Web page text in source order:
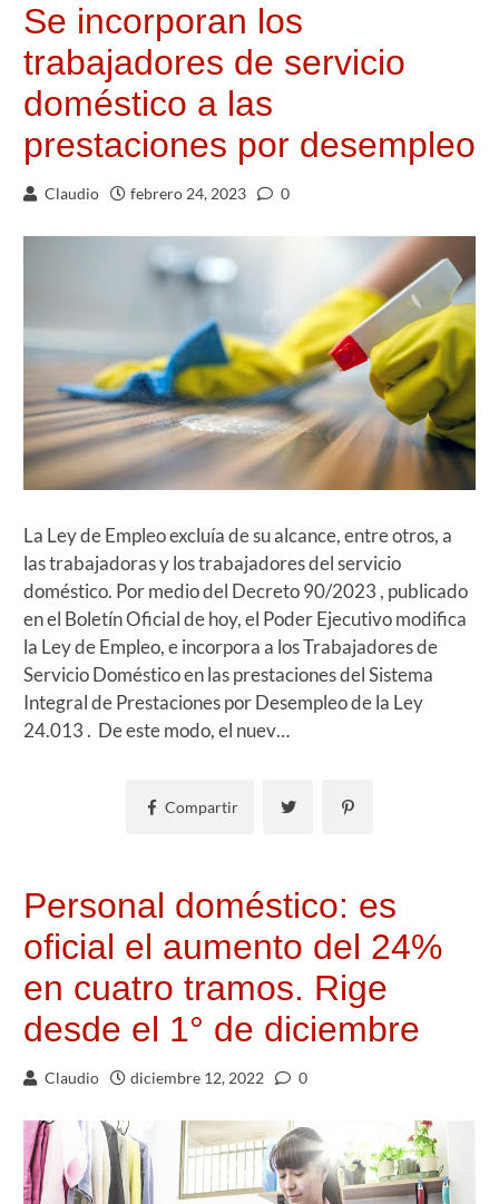
Se incorporan los
trabajadores de servicio
doméstico a las
prestaciones por desempleo
Claudio febrero 24, 2023 0
La Ley de Empleo excluía de su alcance, entre otros, a
las trabajadoras y los trabajadores del servicio
doméstico. Por medio del Decreto 90/2023 , publicado
en el Boletín Oficial de hoy, el Poder Ejecutivo modifica
la Ley de Empleo, e incorpora a los Trabajadores de
Servicio Doméstico en las prestaciones del Sistema
Integral de Prestaciones por Desempleo de la Ley
24.013 . De este modo, el nuev…
Compartir
Personal doméstico: es
oficial el aumento del 24%
en cuatro tramos. Rige
desde el 1° de diciembre
Claudio diciembre 12, 2022 0